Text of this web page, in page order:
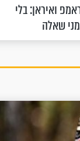
ואיראן: בלי
שאלה